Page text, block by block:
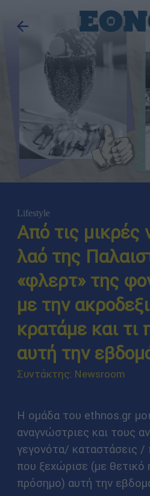
Lifestyle
Από τις μικρές
λαό της
«φλερτ» της
με την
κρατάμε και τι
αυτή την
Συντάκτης: Newsroom
Η ομάδα του ethnos.gr
αναγνώστριες και τους
γεγονότα/ καταστάσεις
που ξεχώρισε (με θετικό
πρόσημο) αυτή την